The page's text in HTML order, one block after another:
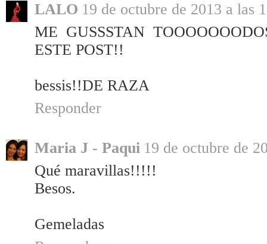
LALO 19 de octubre de 2013 a las
ME GUSSSTAN
ESTE POST!!
bessis!!DE RAZA
Responder
Maria J - Paqui 19 de octubre de
Qué maravillas!!!!!
Besos.
Gemeladas